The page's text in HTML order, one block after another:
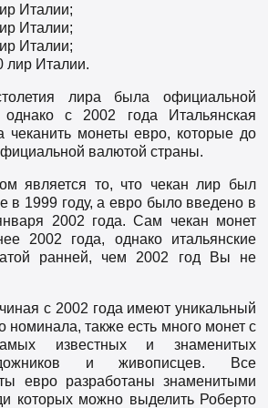
Италии;
Италии;
Италии;
лир Италии.
лира была официальной
с 2002 года Итальянская
чеканить монеты евро, которые до
валютой страны.
является то, что чекан лир был
в 1999 году, а евро было введено в
2002 года. Сам чекан монет
2002 года, однако итальянские
ранней, чем 2002 год Вы не
с 2002 года имеют уникальный
номинала, также есть много монет с
известных и знаменитых
и живописцев. Все
евро разработаны знаменитыми
которых можно выделить Роберто